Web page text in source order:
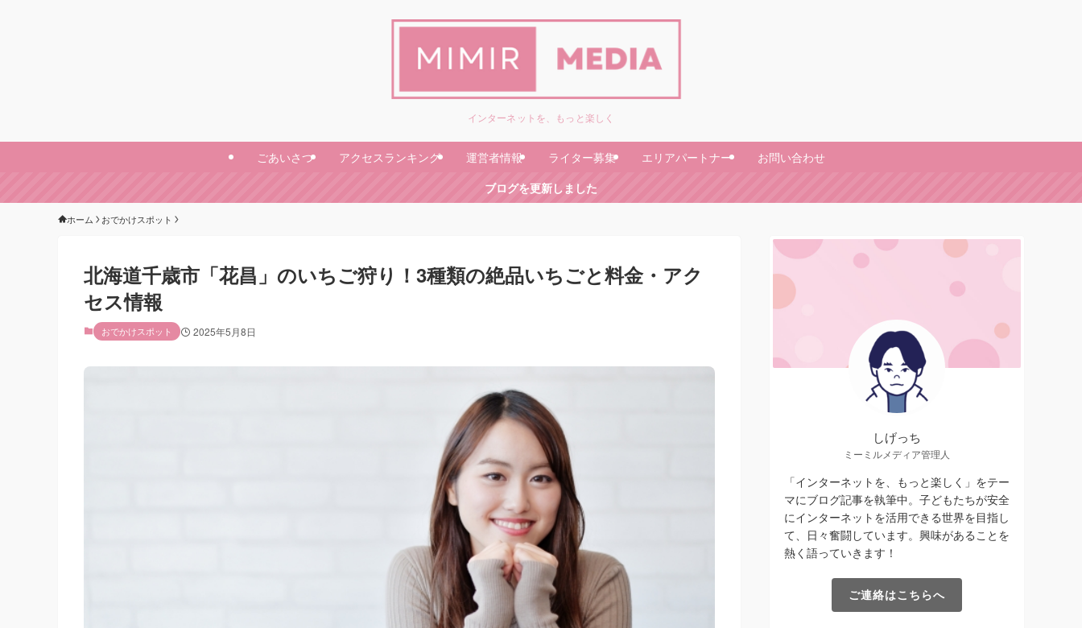
インターネットを、もっと楽しく
ごあいさつ アクセスランキング 運営者情報 ライター募集 エリアパートナー
お問い合わせ
ブログを更新しました
ホーム おでかけスポット
北海道千歳市「花昌」のいちご狩り！3種類の絶品いちごと料金・アク
セス情報
おでかけスポット 2025年5月8日
しげっち
ミーミルメディア管理人
「インターネットを、もっと楽しく」をテー
マにブログ記事を執筆中。子どもたちが安全
にインターネットを活用できる世界を目指し
て、日々奮闘しています。興味があることを
熱く語っていきます！
ご連絡はこちらへ